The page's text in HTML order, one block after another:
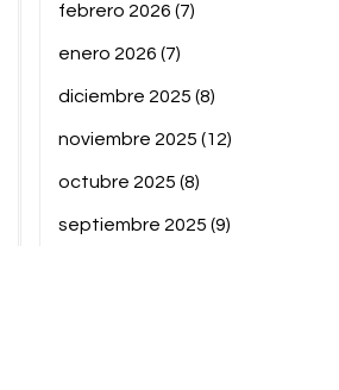
febrero 2026 (7)
enero 2026 (7)
diciembre 2025 (8)
noviembre 2025 (12)
octubre 2025 (8)
septiembre 2025 (9)